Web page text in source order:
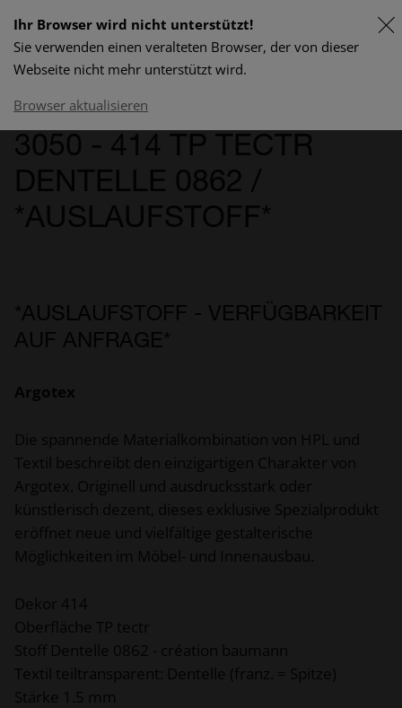
FR
3050 - 414 TP TECTR
DENTELLE 0862 /
*AUSLAUFSTOFF*
*AUSLAUFSTOFF - VERFÜGBARKEIT
AUF ANFRAGE*
Argotex
Die spannende Materialkombination von HPL und
Textil beschreibt den einzigartigen Charakter von
Argotex. Originell und ausdrucksstark oder
künstlerisch dezent, dieses exklusive Spezialprodukt
eröffnet neue und vielfältige gestalterische
Möglichkeiten im Möbel- und Innenausbau.
Dekor 414
Oberfläche TP tectr
Stoff Dentelle 0862 - création baumann
Textil teiltransparent: Dentelle (franz. = Spitze)
Stärke 1.5 mm
Ihr Browser wird nicht unterstützt!
Sie verwenden einen veralteten Browser, der von dieser
Webseite nicht mehr unterstützt wird.
Browser aktualisieren